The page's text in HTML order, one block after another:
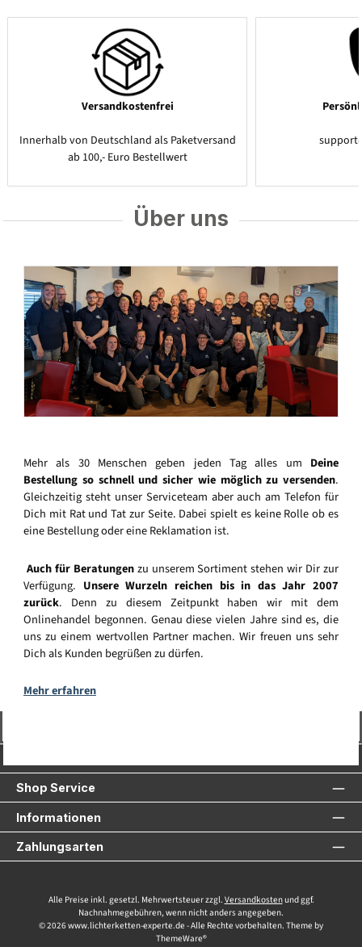
Versandkostenfrei
Innerhalb von Deutschland als Paketversand
ab 100,- Euro Bestellwert
Über uns
Mehr als 30 Menschen geben jeden Tag alles um Deine
Bestellung so schnell und sicher wie möglich zu versenden.
Gleichzeitig steht unser Serviceteam aber auch am Telefon für
Dich mit Rat und Tat zur Seite. Dabei spielt es keine Rolle ob es
eine Bestellung oder eine Reklamation ist.
Auch für Beratungenzu unserem Sortiment stehen wir Dir zur
Verfügung. Unsere Wurzeln reichen bis in das Jahr 2007
zurück. Denn zu diesem Zeitpunkt haben wir mit dem
Onlinehandel begonnen. Genau diese vielen Jahre sind es, die
uns zu einem wertvollen Partner machen. Wir freuen uns sehr
Dich als Kunden begrüßen zu dürfen.
Mehr erfahren
Shop Service
Informationen
Zahlungsarten
Alle Preise inkl. gesetzl. Mehrwertsteuer zzgl. Versandkostenund ggf.
Nachnahmegebühren, wenn nicht anders angegeben.
© 2026 www.lichterketten-experte.de - Alle Rechte vorbehalten. Theme by
ThemeWare®